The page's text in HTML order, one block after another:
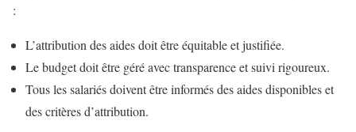
:
L’attribution des aides doit être équitable et justifiée.
Le budget doit être géré avec transparence et suivi rigoureux.
Tous les salariés doivent être informés des aides disponibles et
des critères d’attribution.